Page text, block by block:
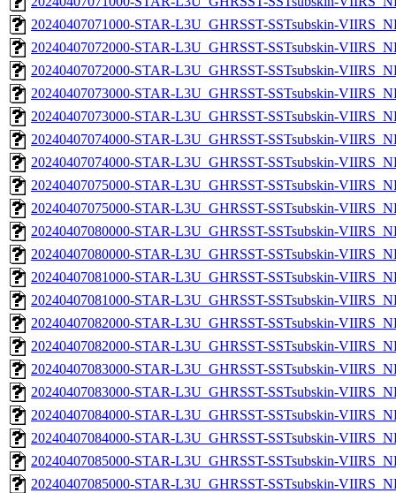
20240407071000-STAR-L3U_GHRSST-SSTsubskin-
20240407072000-STAR-L3U_GHRSST-SSTsubskin-
20240407072000-STAR-L3U_GHRSST-SSTsubskin-
20240407073000-STAR-L3U_GHRSST-SSTsubskin-
20240407073000-STAR-L3U_GHRSST-SSTsubskin-
20240407074000-STAR-L3U_GHRSST-SSTsubskin-
20240407074000-STAR-L3U_GHRSST-SSTsubskin-
20240407075000-STAR-L3U_GHRSST-SSTsubskin-
20240407075000-STAR-L3U_GHRSST-SSTsubskin-
20240407080000-STAR-L3U_GHRSST-SSTsubskin-
20240407080000-STAR-L3U_GHRSST-SSTsubskin-
20240407081000-STAR-L3U_GHRSST-SSTsubskin-
20240407081000-STAR-L3U_GHRSST-SSTsubskin-
20240407082000-STAR-L3U_GHRSST-SSTsubskin-
20240407082000-STAR-L3U_GHRSST-SSTsubskin-
20240407083000-STAR-L3U_GHRSST-SSTsubskin-
20240407083000-STAR-L3U_GHRSST-SSTsubskin-
20240407084000-STAR-L3U_GHRSST-SSTsubskin-
20240407084000-STAR-L3U_GHRSST-SSTsubskin-
20240407085000-STAR-L3U_GHRSST-SSTsubskin-
20240407085000-STAR-L3U_GHRSST-SSTsubskin-